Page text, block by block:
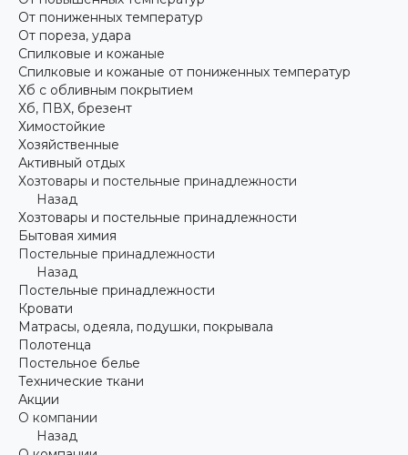
От пониженных температур
От пореза, удара
Спилковые и кожаные
Спилковые и кожаные от пониженных температур
Хб с обливным покрытием
Хб, ПВХ, брезент
Химостойкие
Хозяйственные
Активный отдых
Хозтовары и постельные принадлежности
Назад
Хозтовары и постельные принадлежности
Бытовая химия
Постельные принадлежности
Назад
Постельные принадлежности
Кровати
Матрасы, одеяла, подушки, покрывала
Полотенца
Постельное белье
Технические ткани
Акции
О компании
Назад